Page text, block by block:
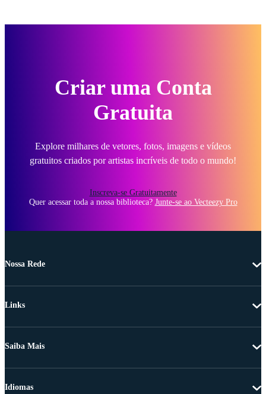
Criar uma Conta
Gratuita
Explore milhares de vetores, fotos, imagens e vídeos
gratuitos criados por artistas incríveis de todo o mundo!
Inscreva-se Gratuitamente
Quer acessar toda a nossa biblioteca? Junte-se ao Vecteezy Pro
Nossa Rede
Links
Saiba Mais
Idiomas